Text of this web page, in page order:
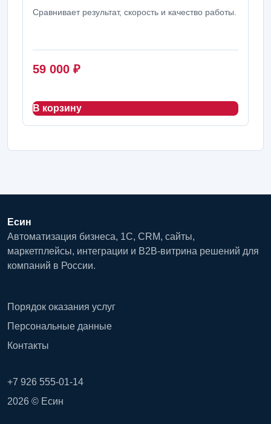
Сравнивает результат, скорость и качество работы.
59 000 ₽
В корзину
Есин
Автоматизация бизнеса, 1С, CRM, сайты,
маркетплейсы, интеграции и B2B-витрина решений для
компаний в России.
Порядок оказания услуг
Персональные данные
Контакты
+7 926 555-01-14
2026 © Есин